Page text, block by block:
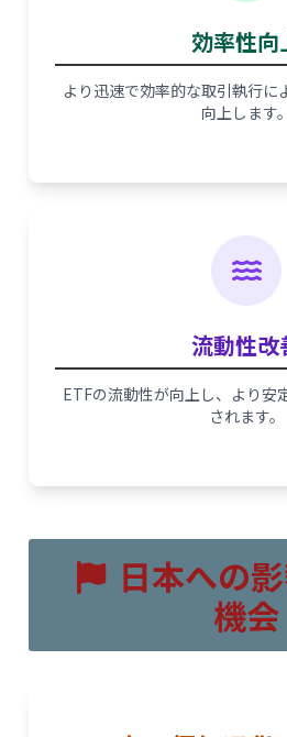
効率性向
より迅速で効率的な取引執行に
向上します。
流動性改
ETFの流動性が向上し、より安
されます。
日本への
機会